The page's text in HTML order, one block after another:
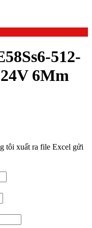
512-
6Mm
tôi xuất ra file Excel gửi